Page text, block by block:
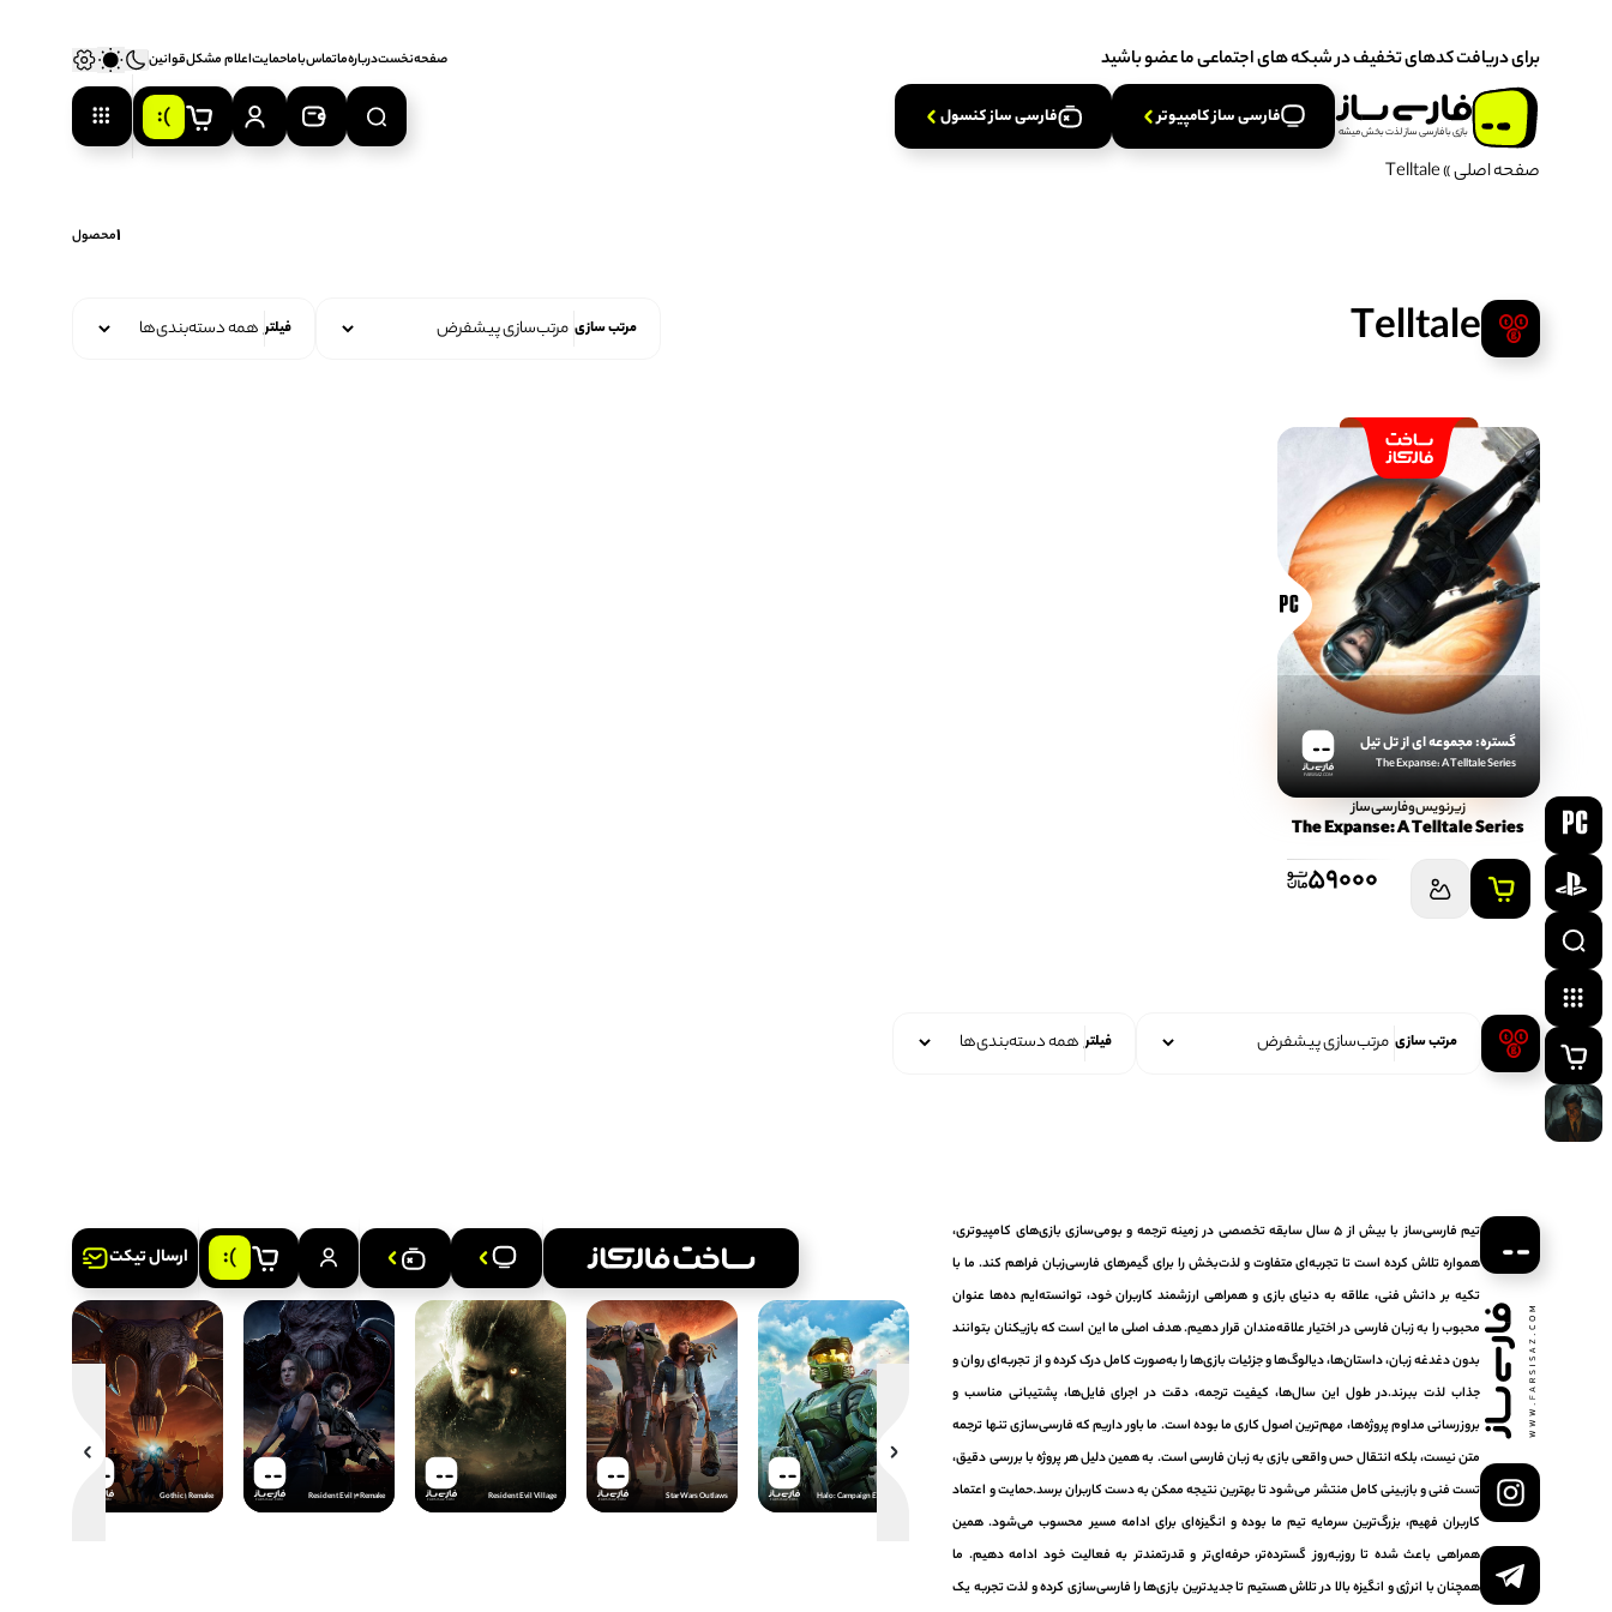
برای دریافت کدهای تخفیف در شبکه های اجتماعی ما عضو باشید
برخی محصولات در حال بروزرسانی هستند از اطلاعیه پنل کاربری مشاهده کنید
صفحه‌نخستدرباره‌ماتماس‌با‌ماحمایتاعلام‌ مشکلقوانین
بازی‌ با‌ فارسی‌ ساز‌ لذت‌ بخش‌ میشه
فارسی‌ ساز کامپیوتر فارسی‌ ساز کنسول
فارسی‌ ساز کامپیوتر فارسی‌ ساز کنسول 0
صفحه اصلی»
Telltale
1محصول
Telltale مرتب سازی فیلتر
گستره: مجموعه‌ ای از تل ‌تیل
The Expanse: A Telltale Series
FARSISAZ.COM
زیرنویس‌و‌فارسی‌ساز
The Expanse: A Telltale Series
59000
مرتب سازی فیلتر
تیم فارسی‌ساز با بیش از ۵ سال سابقه تخصصی در زمینه ترجمه و بومی‌سازی بازی‌های کامپیوتری،
همواره تلاش کرده است تا تجربه‌ای متفاوت و لذت‌بخش را برای گیمرهای فارسی‌زبان فراهم کند. ما با
تکیه بر دانش فنی، علاقه به دنیای بازی و همراهی ارزشمند کاربران خود، توانسته‌ایم ده‌ها عنوان
محبوب را به زبان فارسی در اختیار علاقه‌مندان قرار دهیم. هدف اصلی ما این است که بازیکنان بتوانند
بدون دغدغه زبان، داستان‌ها، دیالوگ‌ها و جزئیات بازی‌ها را به‌صورت کامل درک کرده و از تجربه‌ای روان و
جذاب لذت ببرند.در طول این سال‌ها، کیفیت ترجمه، دقت در اجرای فایل‌ها، پشتیبانی مناسب و
بروزرسانی مداوم پروژه‌ها، مهم‌ترین اصول کاری ما بوده است. ما باور داریم که فارسی‌سازی تنها ترجمه
متن نیست، بلکه انتقال حس واقعی بازی به زبان فارسی است. به همین دلیل هر پروژه با بررسی دقیق،
تست فنی و بازبینی کامل منتشر می‌شود تا بهترین نتیجه ممکن به دست کاربران برسد.حمایت و اعتماد
کاربران فهیم، بزرگ‌ترین سرمایه تیم ما بوده و انگیزه‌ای برای ادامه مسیر محسوب می‌شود. همین
همراهی باعث شده تا روزبه‌روز گسترده‌تر، حرفه‌ای‌تر و قدرتمندتر به فعالیت خود ادامه دهیم. ما
همچنان با انرژی و انگیزه بالا در تلاش هستیم تا جدیدترین بازی‌ها را فارسی‌سازی کرده و لذت تجربه یک
ارسال تیکت
The Last of Us Part I
Halo: Campaign Evolved
Star Wars Outlaws
FARSISAZ.COM
Resident Evil Village
FARSISAZ.COM
Resident Evil 3 Remake
FARSISAZ.COM
Gothic 1 Remake
FARSISAZ.COM
Assassin's Creed Black Flag
Resynced